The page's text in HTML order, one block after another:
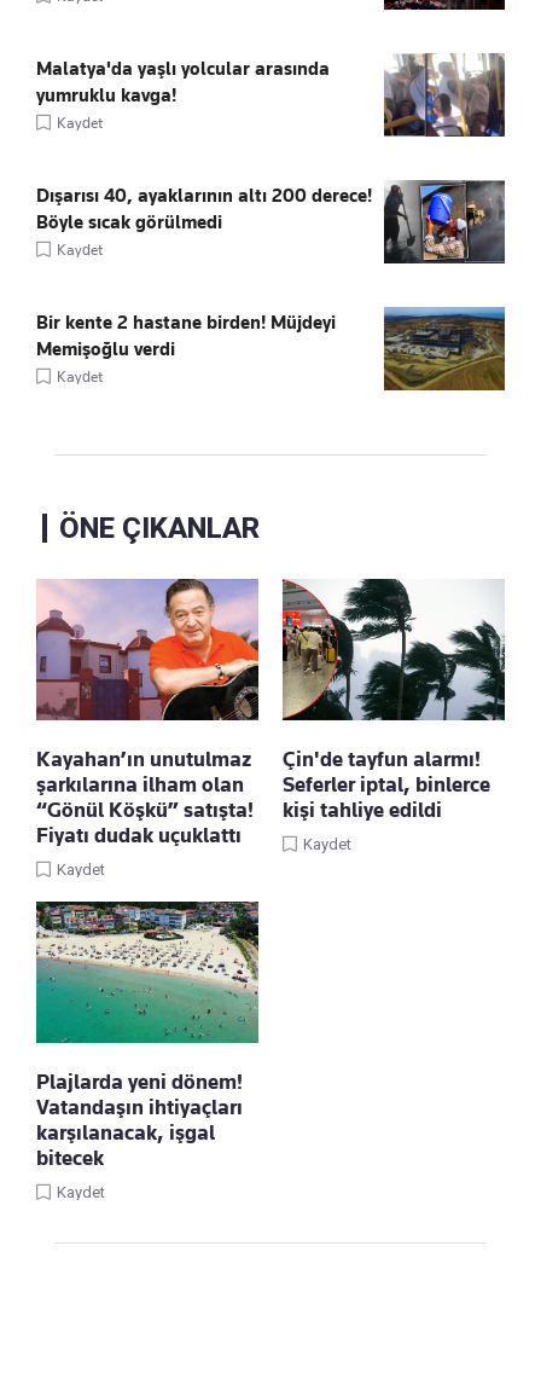
Malatya'da yaşlı yolcular arasında
yumruklu kavga!
Kaydet
Dışarısı 40, ayaklarının altı 200 derece!
Böyle sıcak görülmedi
Kaydet
Bir kente 2 hastane birden! Müjdeyi
Memişoğlu verdi
Kaydet
ÖNE ÇIKANLAR
Kayahan’ın unutulmaz
şarkılarına ilham olan
“Gönül Köşkü” satışta!
Fiyatı dudak uçuklattı
Kaydet
Çin'de tayfun alarmı!
Seferler iptal, binlerce
kişi tahliye edildi
Kaydet
Plajlarda yeni dönem!
Vatandaşın ihtiyaçları
karşılanacak, işgal
bitecek
Kaydet